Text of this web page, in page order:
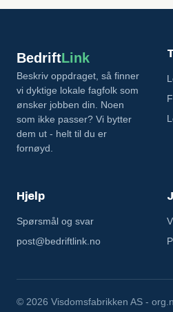
BedriftLink
Beskriv oppdraget, så finner
vi dyktige lokale fagfolk som
ønsker jobben din. Noen
som ikke passer? Vi bytter
dem ut - helt til du er
fornøyd.
Hjelp
Spørsmål og svar
post@bedriftlink.no
© 2026 Visdomsfabrikken AS -